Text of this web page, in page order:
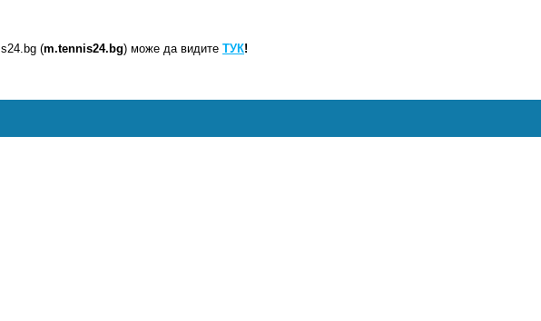
(m.tennis24.bg) може да видите ТУК!